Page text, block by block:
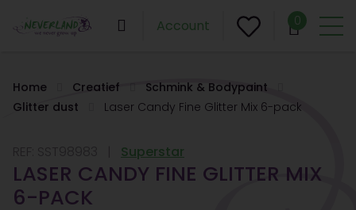
Account 0
Home Creatief
Schmink & Bodypaint
Glitter dust
Laser Candy Fine Glitter Mix 6-pack
Superstar
LASER CANDY FINE GLITTER MIX
6-PACK